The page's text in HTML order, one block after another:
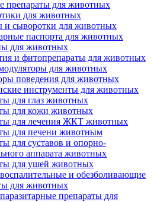
препараты для животных
для животных
и сыворотки для животных
паспорта для животных
для животных
и фитопрепараты для животных
для животных
поведения для животных
инструменты для животных
для глаз животных
для кожи животных
для лечения ЖКТ животных
для печени животным
для суставов и опорно-
аппарата животных
для ушей животных
и обезболивающие
для животных
препараты для